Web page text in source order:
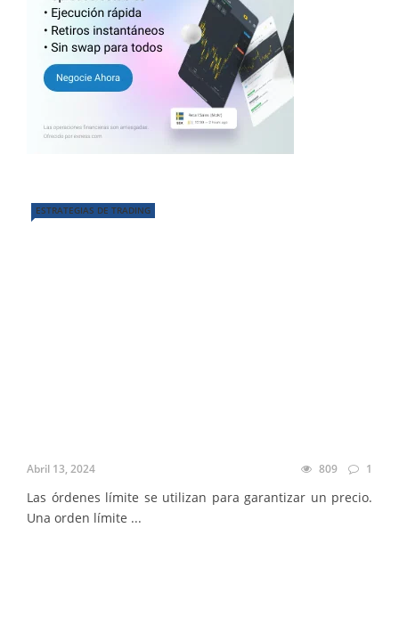
ESTRATEGIAS DE TRADING
Abril 13, 2024 809 1
Las órdenes límite se utilizan para garantizar un precio.
Una orden límite ...